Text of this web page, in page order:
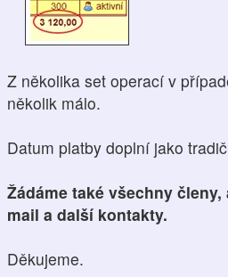
Z několika set operací v
několik málo.
Datum platby doplní jako
Žádáme také všechny
mail a další kontakty.
Děkujeme.